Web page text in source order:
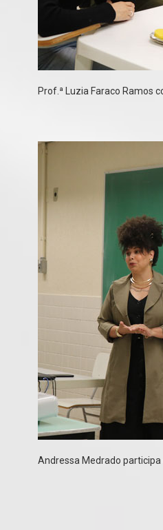
Prof.ª Luzia Faraco Ramos
Andressa Medrado participa